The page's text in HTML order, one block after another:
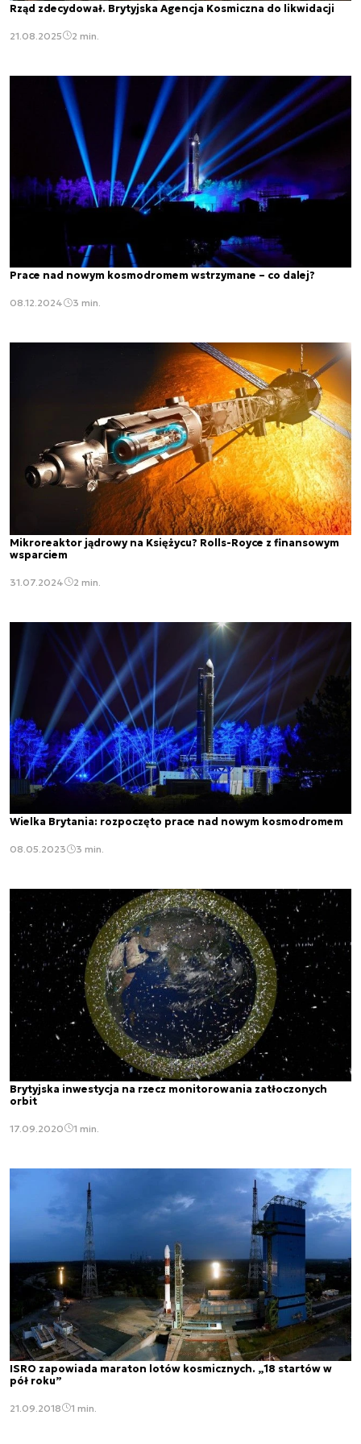
Rząd zdecydował. Brytyjska Agencja Kosmiczna do likwidacji
21.08.2025 2 min.
Prace nad nowym kosmodromem wstrzymane – co dalej?
08.12.2024 3 min.
Mikroreaktor jądrowy na Księżycu? Rolls-Royce z finansowym
wsparciem
31.07.2024 2 min.
Wielka Brytania: rozpoczęto prace nad nowym kosmodromem
08.05.2023 3 min.
Brytyjska inwestycja na rzecz monitorowania zatłoczonych
orbit
17.09.2020 1 min.
ISRO zapowiada maraton lotów kosmicznych. „18 startów w
pół roku”
21.09.2018 1 min.